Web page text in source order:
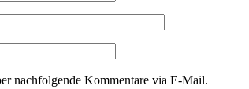
nachfolgende Kommentare via E-Mail.